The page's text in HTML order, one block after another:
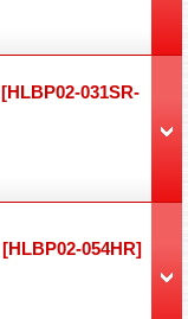
[HLBP02-031SR-
[HLBP02-054HR]